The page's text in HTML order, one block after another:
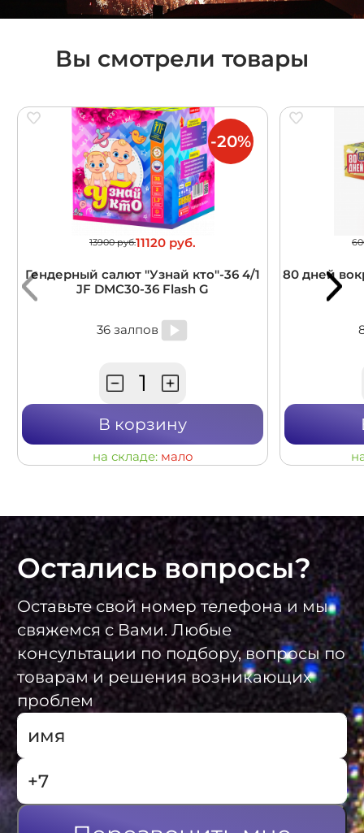
Вы смотрели товары
13900 руб.11120 руб.
Гендерный салют "Узнай кто"-36 4/1
JF DMC30-36 Flash G
36 залпов
В корзину
на складе: мало
-20%
80 дней
Остались вопросы?
Оставьте свой номер телефона и мы
свяжемся с Вами. Любые
консультации по подбору, вопросы по
товарам и решения возникающих
проблем